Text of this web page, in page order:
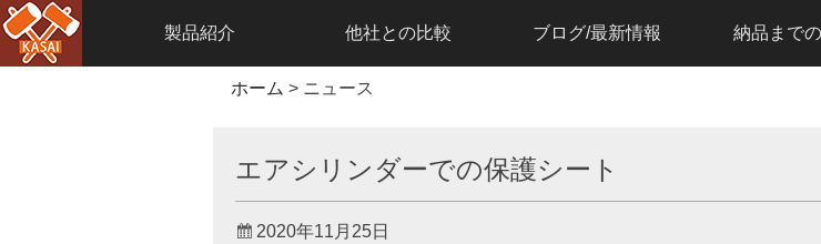
製品紹介 他社との比較 ブログ/最新情報 納品まで
ホーム > ニュース
エアシリンダーでの保護シート
2020年11月25日